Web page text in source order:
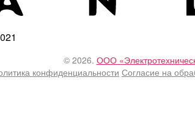
© 2026. ООО
конфиденциальности Согласие на